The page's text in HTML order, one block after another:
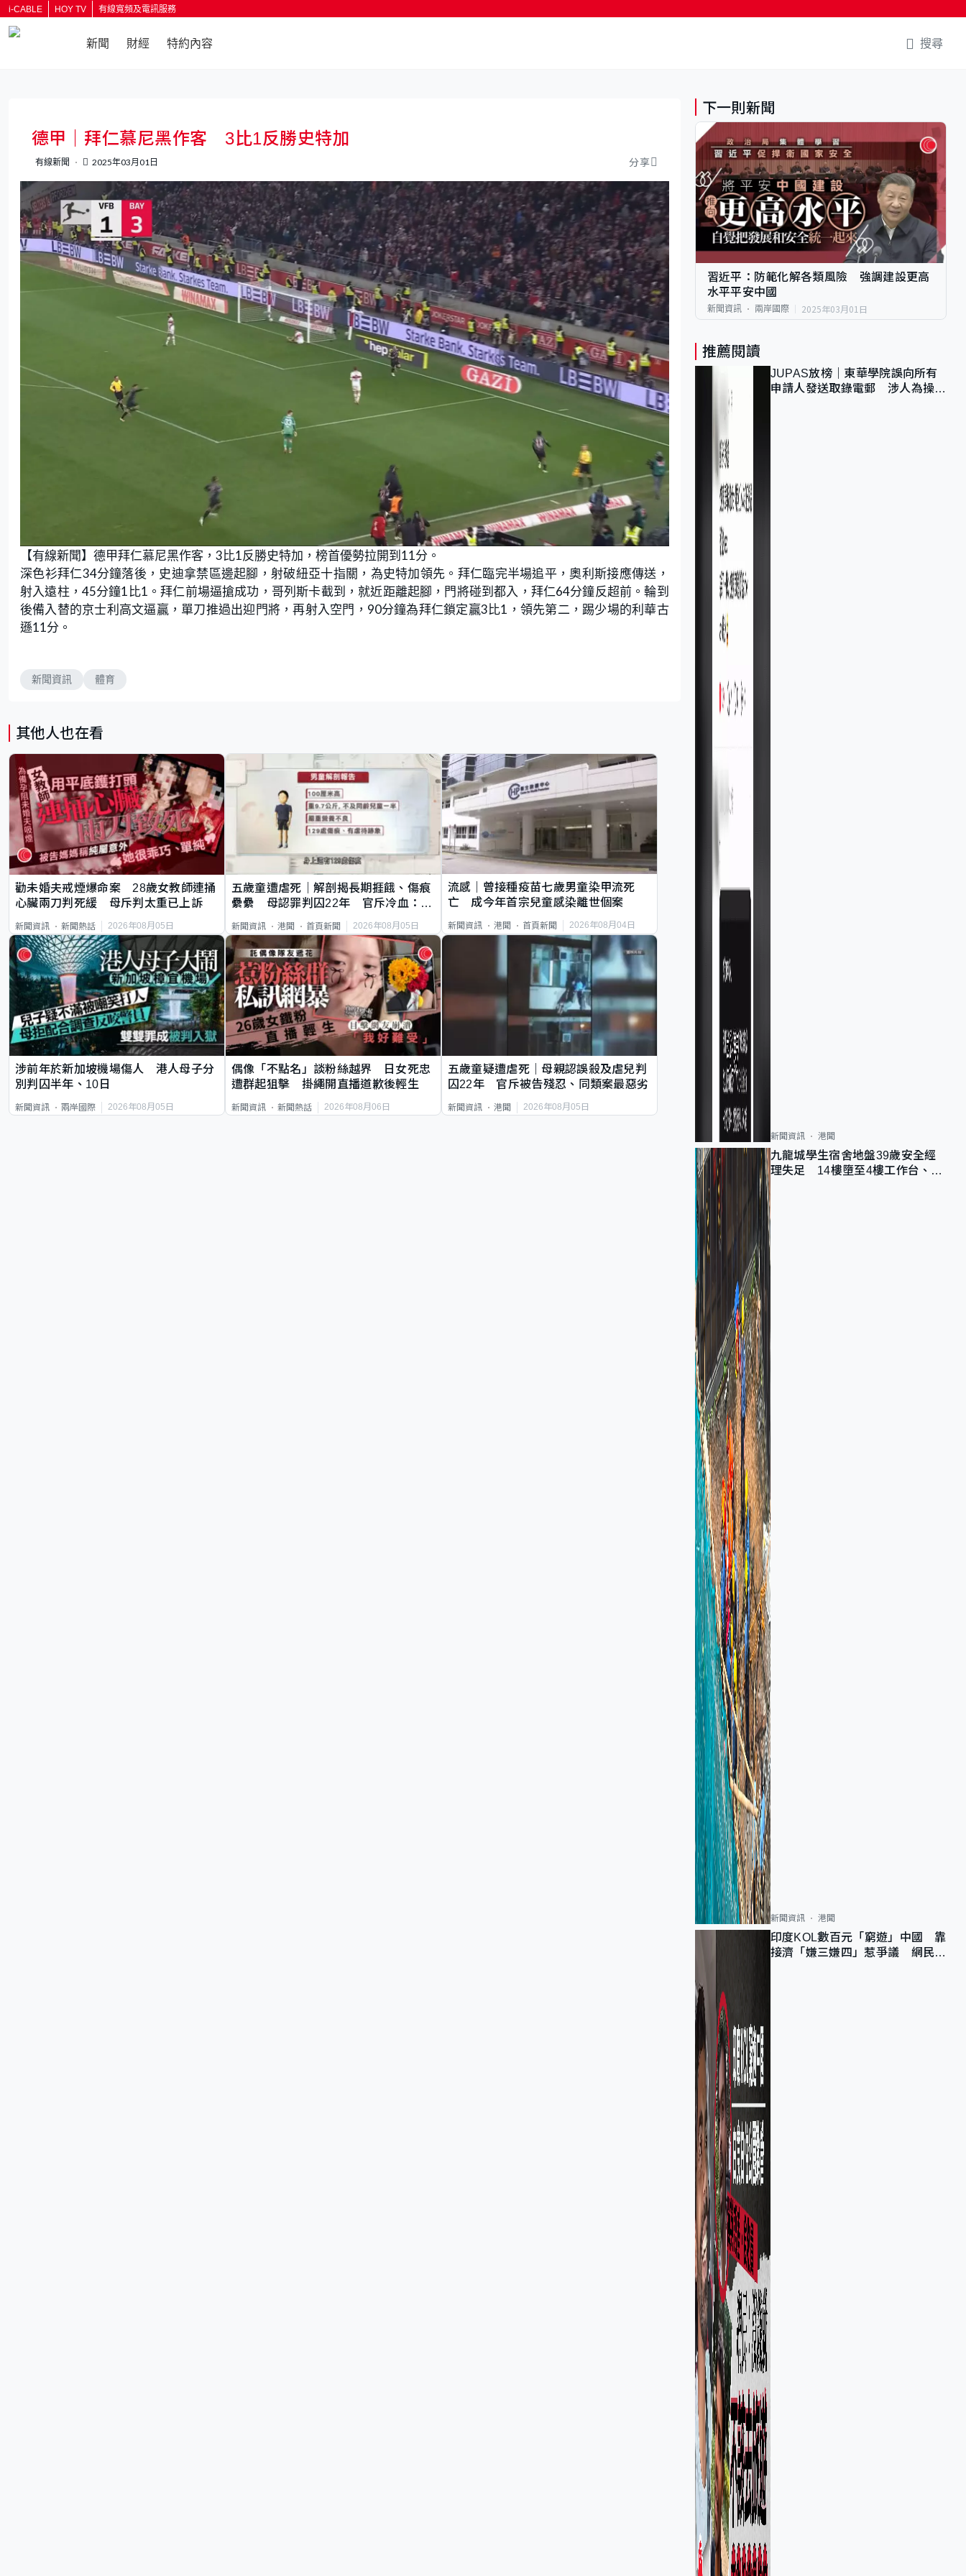
i-CABLE HOY TV 有線寬頻及電訊服務
新聞 財經 特約內容 搜尋
德甲｜拜仁慕尼黑作客 3比1反勝史特加
有線新聞 2025年03月01日 分享
【有線新聞】德甲拜仁慕尼黑作客，3比1反勝史特加，榜首優勢拉開到11分。
深色衫拜仁34分鐘落後，史迪拿禁區邊起腳，射破紐亞十指關，為史特加領先。拜仁臨完半場追平，奧利斯接應傳送，
射入遠柱，45分鐘1比1。拜仁前場逼搶成功，哥列斯卡截到，就近距離起腳，門將碰到都入，拜仁64分鐘反超前。輪到
後備入替的京士利高文逼贏，單刀推過出迎門將，再射入空門，90分鐘為拜仁鎖定贏3比1，領先第二，踢少場的利華古
遜11分。
新聞資訊 體育
其他人也在看
勸未婚夫戒煙爆命案 28歲女教師連捅
心臟兩刀判死緩 母斥判太重已上訴
新聞資訊 新聞熱話 2026年08月05日
五歲童遭虐死｜解剖揭長期捱餓、傷痕
纍纍 母認罪判囚22年 官斥冷血：同
新聞資訊 港聞 首頁新聞 2026年08月05日
流感｜曾接種疫苗七歲男童染甲流死
亡 成今年首宗兒童感染離世個案
新聞資訊 港聞 首頁新聞 2026年08月04日
涉前年於新加坡機場傷人 港人母子分
別判囚半年、10日
新聞資訊 兩岸國際 2026年08月05日
偶像「不點名」談粉絲越界 日女死忠
遭群起狙擊 掛繩開直播道歉後輕生
新聞資訊 新聞熱話 2026年08月06日
五歲童疑遭虐死｜母親認誤殺及虐兒判
囚22年 官斥被告殘忍、同類案最惡劣
新聞資訊 港聞 2026年08月05日
下一則新聞
習近平：防範化解各類風險 強調建設更高
水平平安中國
新聞資訊 兩岸國際 2025年03月01日
推薦閱讀
JUPAS放榜｜東華學院誤向所有
申請人發送取錄電郵 涉人為操作
新聞資訊 港聞
九龍城學生宿舍地盤39歲安全經
理失足 14樓墮至4樓工作台、送
新聞資訊 港聞
印度KOL數百元「窮遊」中國 靠
接濟「嫌三嫌四」惹爭議 網民：